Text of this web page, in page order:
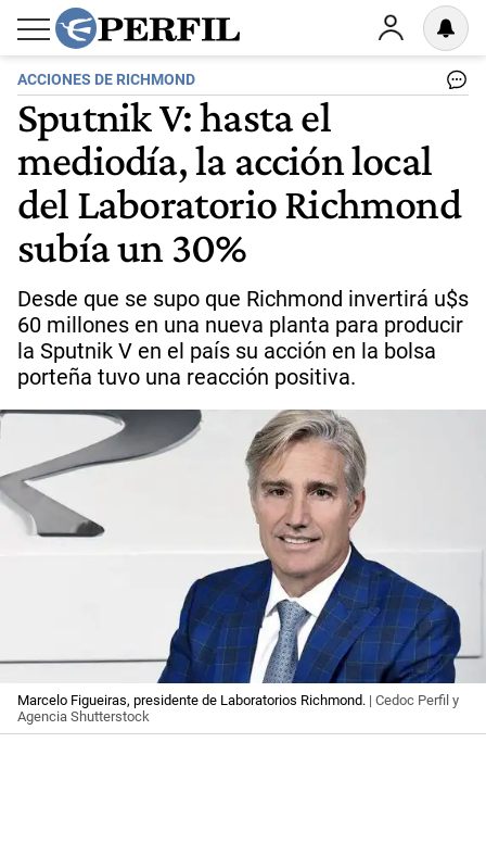
ACCIONES DE RICHMOND
Sputnik V: hasta el
mediodía, la acción local
del Laboratorio Richmond
subía un 30%
Desde que se supo que Richmond invertirá u$s
60 millones en una nueva planta para producir
la Sputnik V en el país su acción en la bolsa
porteña tuvo una reacción positiva.
Marcelo Figueiras, presidente de Laboratorios Richmond. | Cedoc Perfil y
Agencia Shutterstock